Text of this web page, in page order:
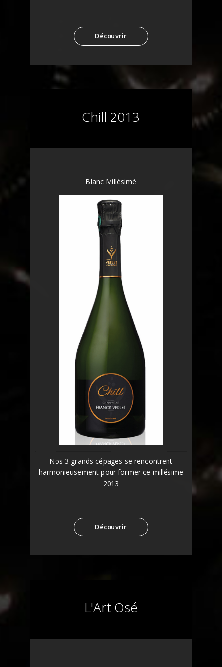
Découvrir
Chill 2013
Blanc Millésimé
Nos 3 grands cépages se rencontrent
harmonieusement pour former ce millésime
2013
Découvrir
L'Art Osé